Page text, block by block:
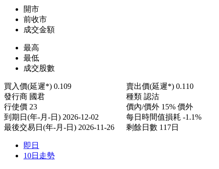
開市
前收市
成交金額
最高
最低
成交股數
買入價(延遲*) 0.109 賣出價(延遲*) 0.110
發行商 國君 種類 認沽
行使價 23 價內/價外 15% 價外
到期日(年-月-日) 2026-12-02 每日時間值損耗 -1.1%
最後交易日(年-月-日) 2026-11-26 剩餘日數 117日
即日
10日走勢